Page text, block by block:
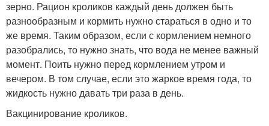
зерно. Рацион кроликов каждый день должен быть
разнообразным и кормить нужно стараться в одно и то
же время. Таким образом, если с кормлением немного
разобрались, то нужно знать, что вода не менее важный
момент. Поить нужно перед кормлением утром и
вечером. В том случае, если это жаркое время года, то
жидкость нужно давать три раза в день.
Вакцинирование кроликов.